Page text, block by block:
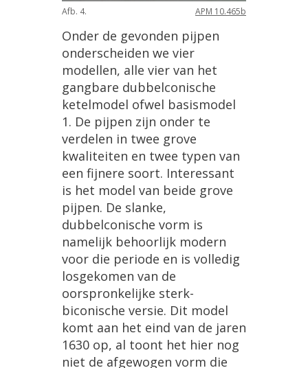
Afb. 4. APM 10.465b
Onder de gevonden pijpen
onderscheiden we vier
modellen, alle vier van het
gangbare dubbelconische
ketelmodel ofwel basismodel
1. De pijpen zijn onder te
verdelen in twee grove
kwaliteiten en twee typen van
een fijnere soort. Interessant
is het model van beide grove
pijpen. De slanke,
dubbelconische vorm is
namelijk behoorlijk modern
voor die periode en is volledig
losgekomen van de
oorspronkelijke sterk-
biconische versie. Dit model
komt aan het eind van de jaren
1630 op, al toont het hier nog
niet de afgewogen vorm die